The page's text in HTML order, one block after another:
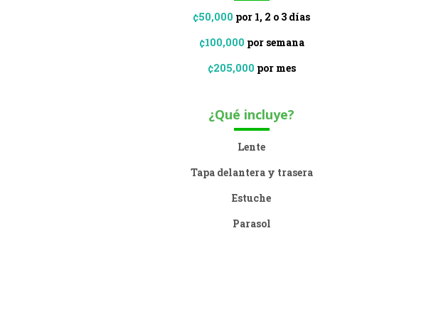
¢50,000 por 1, 2 o 3 días
¢100,000 por semana
¢205,000 por mes
¿Qué incluye?
Lente
Tapa delantera y trasera
Estuche
Parasol